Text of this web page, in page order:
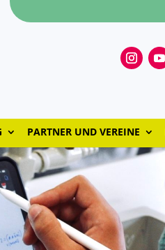
PARTNER UND VEREINE